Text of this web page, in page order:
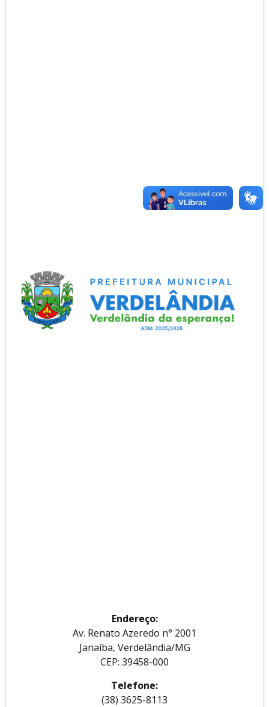
Endereço:
Av. Renato Azeredo n° 2001
Janaíba, Verdelândia/MG
CEP: 39458-000
Telefone:
(38) 3625-8113